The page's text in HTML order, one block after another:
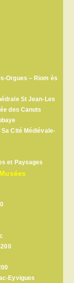
Orgues – Riom ès
St Jean-Les
des Canuts
Sa Cité Médiévale-
et Paysages
Eyvigues